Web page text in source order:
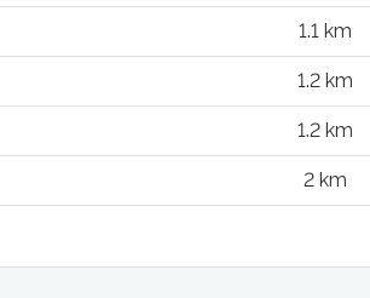
1.1 km
1.2 km
1.2 km
2 km